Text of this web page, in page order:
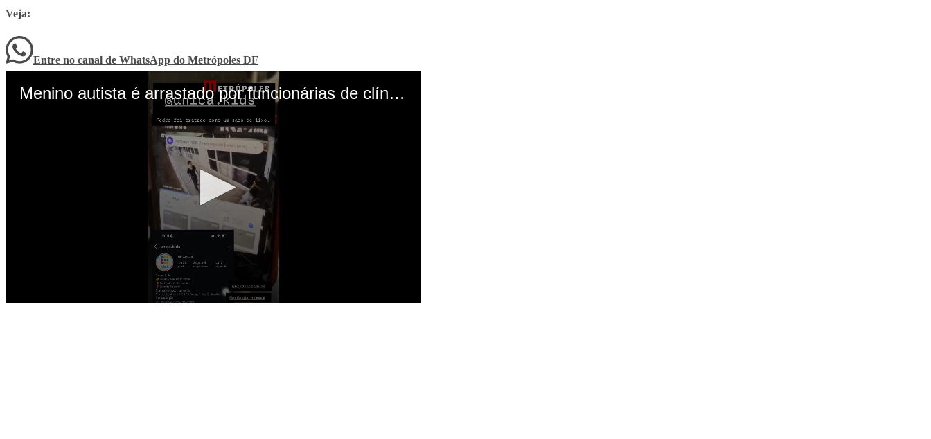
Veja:
Entre no canal de WhatsApp do Metrópoles DF